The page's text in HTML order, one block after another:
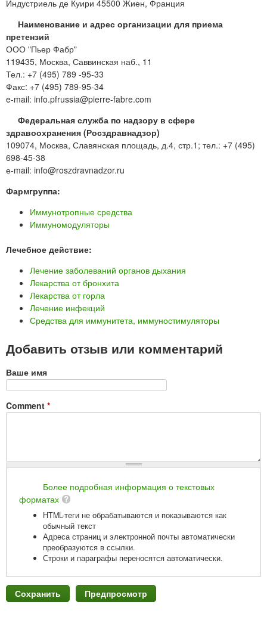
Индустриель де Куири 45500 Жиен, Франция
Наименование и адрес организации для приема
претензий
ООО "Пьер Фабр"
119435, Москва, Саввинская наб., 11
Тел.: +7 (495) 789 -95-33
Факс: +7 (495) 789-95-34
e-mail: info.pfrussia@pierre-fabre.com
Федеральная служба по надзору в сфере
здравоохранения (Росздравнадзор)
109074, Москва, Славянская площадь, д.4, стр.1; тел.: +7 (495)
698-45-38
е-mail: info@roszdravnadzor.ru
Фармгруппа:
Иммунотропные средства
Иммуномодуляторы
Лечебное действие:
Лечение заболеваний органов дыхания
Лекарства от бронхита
Лекарства от горла
Лечение инфекций
Средства для иммунитета, иммуностимуляторы
Добавить отзыв или комментарий
Ваше имя
Comment *
Более подробная информация о текстовых
форматах
HTML-теги не обрабатываются и показываются как
обычный текст
Адреса страниц и электронной почты автоматически
преобразуются в ссылки.
Строки и параграфы переносятся автоматически.